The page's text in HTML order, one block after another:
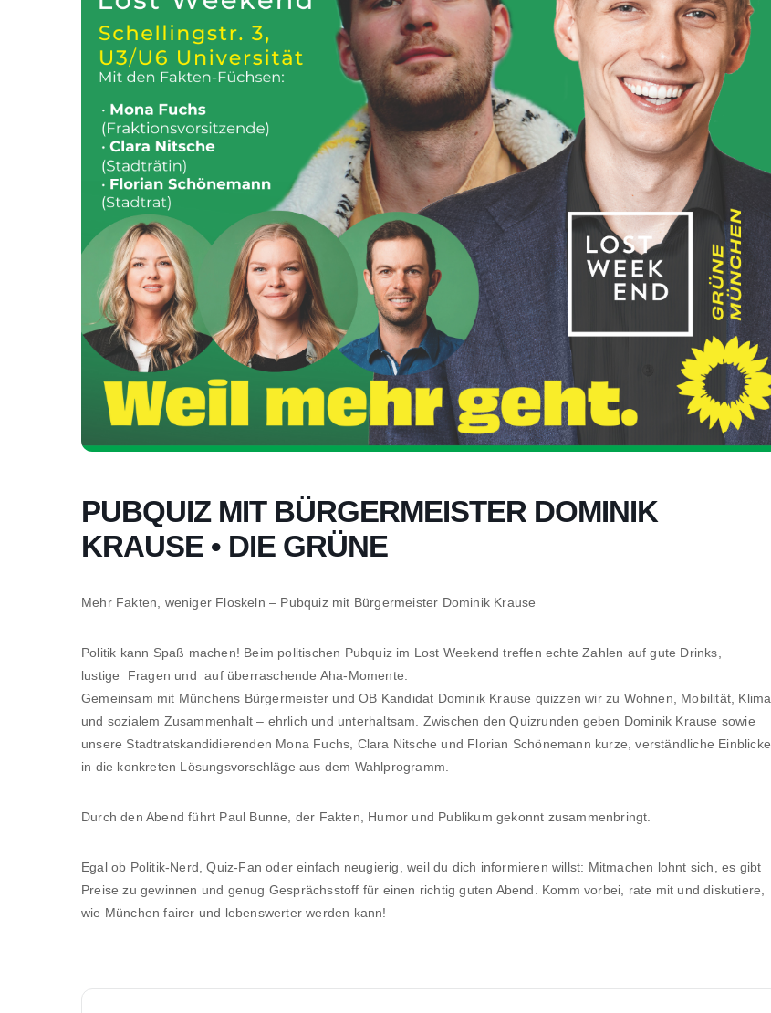
PUBQUIZ MIT BÜRGERMEISTER DOMINIK
KRAUSE • DIE GRÜNE
Mehr Fakten, weniger Floskeln – Pubquiz mit Bürgermeister Dominik Krause
Politik kann Spaß machen! Beim politischen Pubquiz im Lost Weekend treffen echte Zahlen auf gute Drinks,
lustige Fragen und auf überraschende Aha-Momente.
Gemeinsam mit Münchens Bürgermeister und OB Kandidat Dominik Krause quizzen wir zu Wohnen, Mobilität, Klima
und sozialem Zusammenhalt – ehrlich und unterhaltsam. Zwischen den Quizrunden geben Dominik Krause sowie
unsere Stadtratskandidierenden Mona Fuchs, Clara Nitsche und Florian Schönemann kurze, verständliche Einblicke
in die konkreten Lösungsvorschläge aus dem Wahlprogramm.
Durch den Abend führt Paul Bunne, der Fakten, Humor und Publikum gekonnt zusammenbringt.
Egal ob Politik-Nerd, Quiz-Fan oder einfach neugierig, weil du dich informieren willst: Mitmachen lohnt sich, es gibt
Preise zu gewinnen und genug Gesprächsstoff für einen richtig guten Abend. Komm vorbei, rate mit und diskutiere,
wie München fairer und lebenswerter werden kann!